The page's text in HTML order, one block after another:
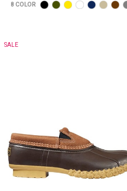
8 COLOR
SALE